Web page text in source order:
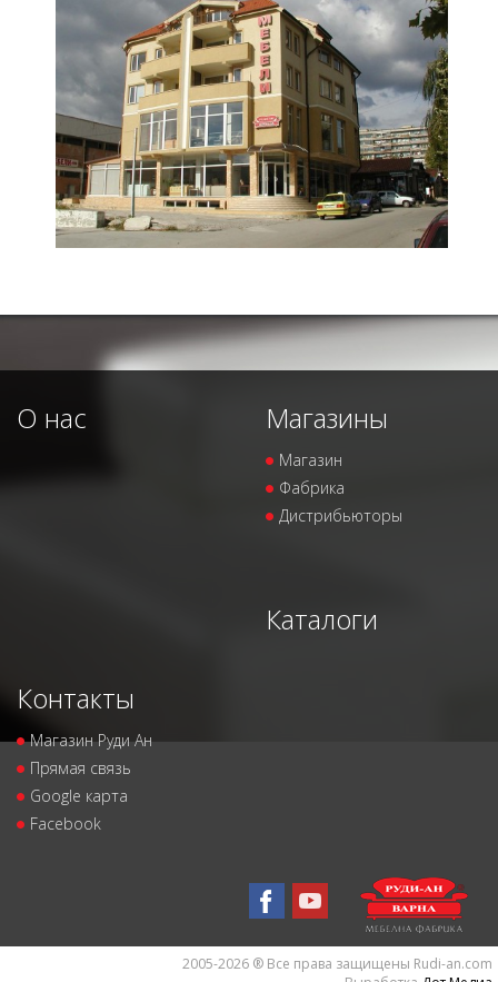
О нас Магазины
Магазин
Фабрика
Дистрибьюторы
Каталоги
Контакты
Магазин Руди Ан
Прямая связь
Google карта
Facebook
2005-2026 ® Все права защищены Rudi-an.com